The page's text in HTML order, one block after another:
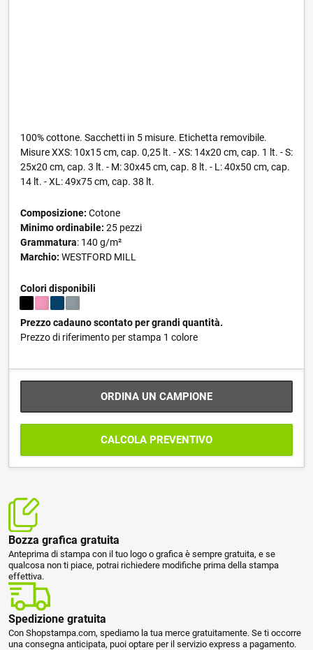
100% cottone. Sacchetti in 5 misure. Etichetta removibile.
Misure XXS: 10x15 cm, cap. 0,25 lt. - XS: 14x20 cm, cap. 1 lt. - S:
25x20 cm, cap. 3 lt. - M: 30x45 cm, cap. 8 lt. - L: 40x50 cm, cap.
14 lt. - XL: 49x75 cm, cap. 38 lt.
Composizione: Cotone
Minimo ordinabile: 25 pezzi
Grammatura: 140 g/m²
Marchio: WESTFORD MILL
Colori disponibili
Prezzo cadauno scontato per grandi quantità.
Prezzo di riferimento per stampa 1 colore
ORDINA UN CAMPIONE
CALCOLA PREVENTIVO
Bozza grafica gratuita
Anteprima di stampa con il tuo logo o grafica è sempre gratuita, e se
qualcosa non ti piace, potrai richiedere modifiche prima della stampa
effettiva.
Spedizione gratuita
Con Shopstampa.com, spediamo la tua merce gratuitamente. Se ti occorre
una consegna anticipata, puoi optare per il servizio express a pagamento.